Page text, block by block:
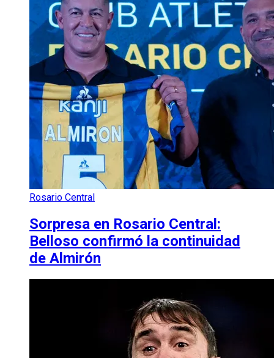
Rosario Central
Sorpresa en Rosario Central:
Belloso confirmó la continuidad
de Almirón